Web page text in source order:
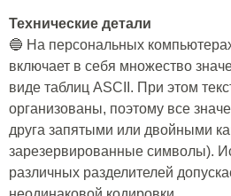
Технические детали
🔵 На персональных
включает в себя множество
виде таблиц ASCII. При этом
организованы, поэтому все
друга запятыми или двойными
зарезервированные символы).
различных разделителей